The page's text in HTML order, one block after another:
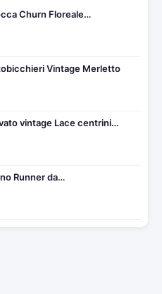
Churn Floreale…
Vintage Merletto
vintage Lace centrini…
Runner da…